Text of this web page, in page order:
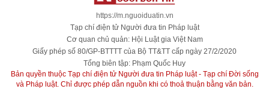
https://m.nguoiduatin.vn
Tạp chí điện tử Người đưa tin Pháp luật
Cơ quan chủ quản: Hội Luật gia Việt Nam
Giấy phép số 80/GP-BTTTT của Bộ TT&TT cấp ngày 27/2/2020
Tổng biên tập: Phạm Quốc Huy
Bản quyền thuộc Tạp chí điện tử Người đưa tin Pháp luật - Tạp chí Đời sống
và Pháp luật. Chỉ được phép dẫn nguồn khi có thoả thuận bằng văn bản.